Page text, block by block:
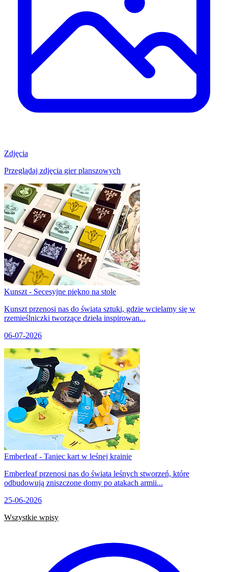
Zdjęcia
Przeglądaj zdjęcia gier planszowych
Kunszt - Secesyjne piękno na stole
Kunszt przenosi nas do świata sztuki, gdzie wcielamy się w
rzemieślniczki tworzące dzieła inspirowan...
06-07-2026
Emberleaf - Taniec kart w leśnej krainie
Emberleaf przenosi nas do świata leśnych stworzeń, które
odbudowują zniszczone domy po atakach armii...
25-06-2026
Wszystkie wpisy